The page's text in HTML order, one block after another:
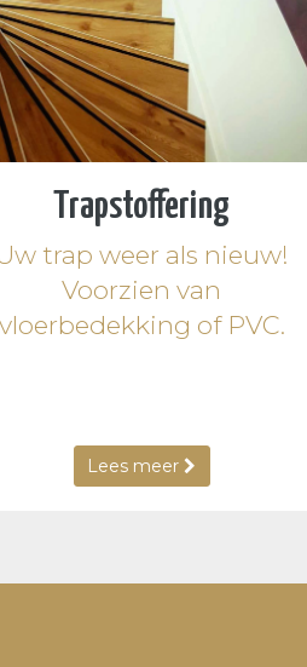
Trapstoffering
trap weer als nieuw!
Voorzien van
vloerbedekking of PVC.
Lees meer